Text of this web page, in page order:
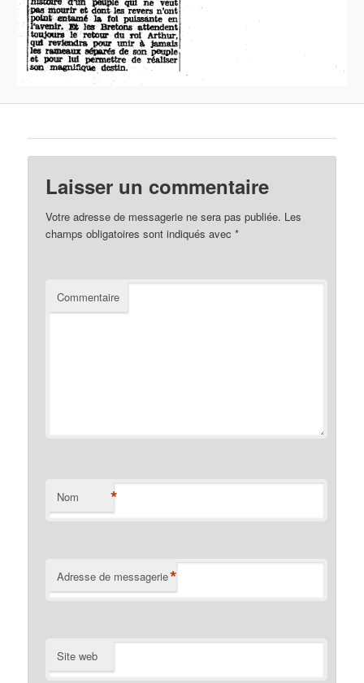
Laisser un commentaire
Votre adresse de messagerie ne sera pas publiée. Les
champs obligatoires sont indiqués avec*
Commentaire
Nom *
Adresse de messagerie*
Site web